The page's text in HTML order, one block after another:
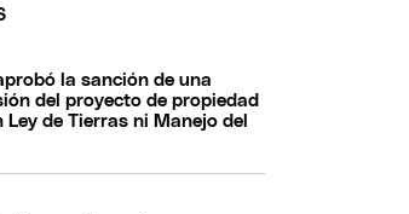
la sanción de una
del proyecto de propiedad
Ley de Tierras ni Manejo del